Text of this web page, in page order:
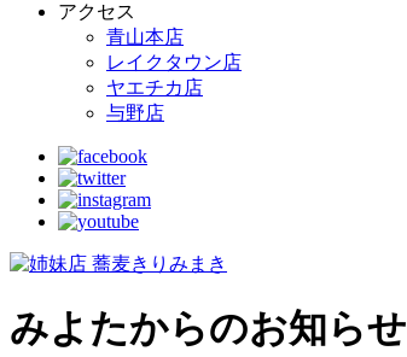
アクセス
青山本店
レイクタウン店
ヤエチカ店
与野店
みよたからのお知らせ